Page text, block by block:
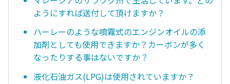
ようにすれば送付して頂けますか？
ハーレーのような噴霧式のエンジンオイルの添
加剤としても使用できますか？カーボンが多く
なったりする事はないですか？
液化石油ガス(LPG)は使用されていますか？